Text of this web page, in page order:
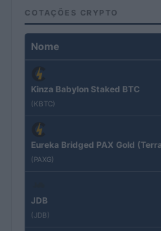
COTAÇÕES CRYPTO
Nome
Kinza Babylon Staked BTC
(KBTC)
Eureka Bridged PAX Gold (Terra
(PAXG)
JDB
(JDB)